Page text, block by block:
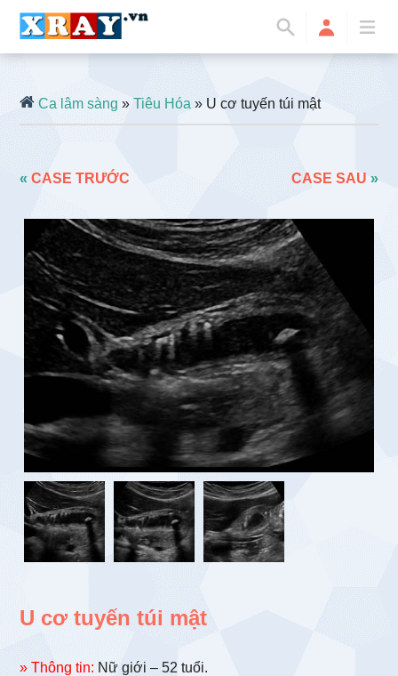
Ca lâm sàng »Tiêu Hóa » U cơ tuyến túi mật
«CASE TRƯỚC CASE SAU »
U cơ tuyến túi mật
» Thông tin: Nữ giới – 52 tuổi.